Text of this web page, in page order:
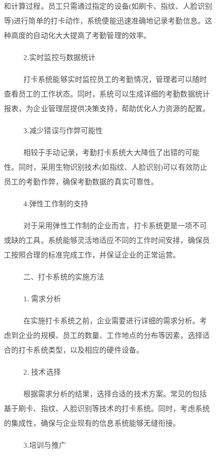
和计算过程。员工只需通过指定的设备(如刷卡、指纹、人脸识别
等)进行简单的打卡动作，系统便能迅速准确地记录考勤信息。这
种高度的自动化大大提高了考勤管理的效率。
2.实时监控与数据统计
打卡系统能够实时监控员工的考勤情况，管理者可以随时
查看员工的工作状态。同时，系统可以生成详细的考勤数据统计
报表，为企业管理层提供决策支持，帮助优化人力资源的配置。
3.减少错误与作弊可能性
相较于手动记录，考勤打卡系统大大降低了出错的可能
性。同时，采用生物识别技术(如指纹、人脸识别)可以有效防止
员工的考勤作弊，确保考勤数据的真实可靠性。
4.弹性工作制的支持
对于采用弹性工作制的企业而言，打卡系统更是一项不可
或缺的工具。系统能够灵活地适应不同的工作时间安排，确保员
工按照合理的标准完成工作，并保证企业的正常运营。
二、打卡系统的实施方法
1. 需求分析
在实施打卡系统之前，企业需要进行详细的需求分析。考
虑到企业的规模、员工的数量、工作地点的分布等因素，选择适
合的打卡系统类型，以及相应的硬件设备。
2. 技术选择
根据需求分析的结果，选择合适的技术方案。常见的包括
基于刷卡、指纹、人脸识别等技术的打卡系统。同时，考虑系统
的集成性，确保与企业现有的信息系统能够无缝衔接。
3.培训与推广